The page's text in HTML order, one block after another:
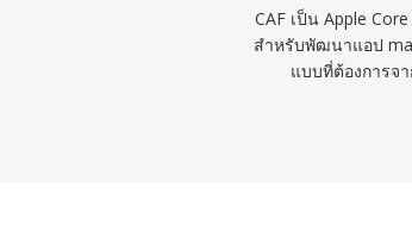
CAF เป็น Apple
สำหรับพัฒนาแอป
แบบที่ต้องการจ